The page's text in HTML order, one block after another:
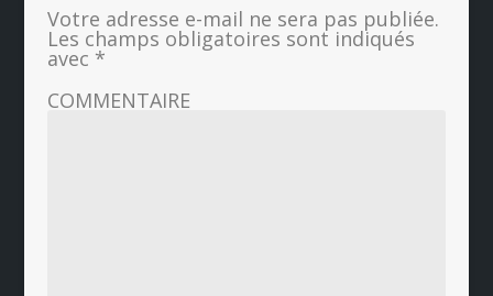
Votre adresse e-mail ne sera pas publiée.
Les champs obligatoires sont indiqués
avec *
COMMENTAIRE